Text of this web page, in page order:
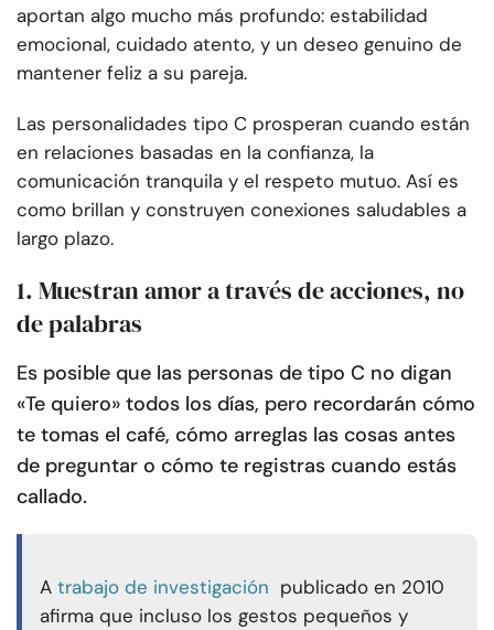
aportan algo mucho más profundo: estabilidad
emocional, cuidado atento, y un deseo genuino de
mantener feliz a su pareja.
Las personalidades tipo C prosperan cuando están
en relaciones basadas en la confianza, la
comunicación tranquila y el respeto mutuo. Así es
como brillan y construyen conexiones saludables a
largo plazo.
1. Muestran amor a través de acciones, no
de palabras
Es posible que las personas de tipo C no digan
«Te quiero» todos los días, pero recordarán cómo
te tomas el café, cómo arreglas las cosas antes
de preguntar o cómo te registras cuando estás
callado.
A trabajo de investigación publicado en 2010
afirma que incluso los gestos pequeños y